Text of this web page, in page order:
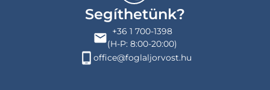
Segíthetünk?
+36 1 700-1398
(H-P: 8:00-20:00)
office@foglaljorvost.hu